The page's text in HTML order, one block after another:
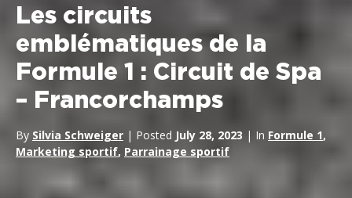
Les circuits
emblématiques de la
Formule 1 : Circuit de Spa
– Francorchamps
By Silvia Schweiger | Posted July 28, 2023 | In Formule 1,
Marketing sportif, Parrainage sportif